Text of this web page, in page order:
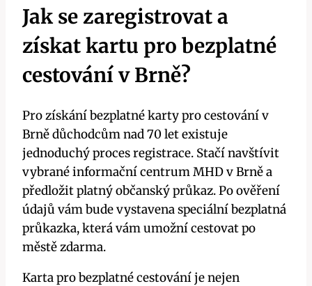
Jak se zaregistrovat a
získat kartu pro bezplatné
cestování v Brně?
Pro získání bezplatné karty pro cestování v
Brně důchodcům nad 70 let existuje
jednoduchý proces registrace. Stačí navštívit
vybrané informační centrum MHD v Brně a
předložit platný občanský průkaz. Po ověření
údajů vám bude vystavena speciální bezplatná
průkazka, která vám umožní cestovat po
městě zdarma.
Karta pro bezplatné cestování je nejen